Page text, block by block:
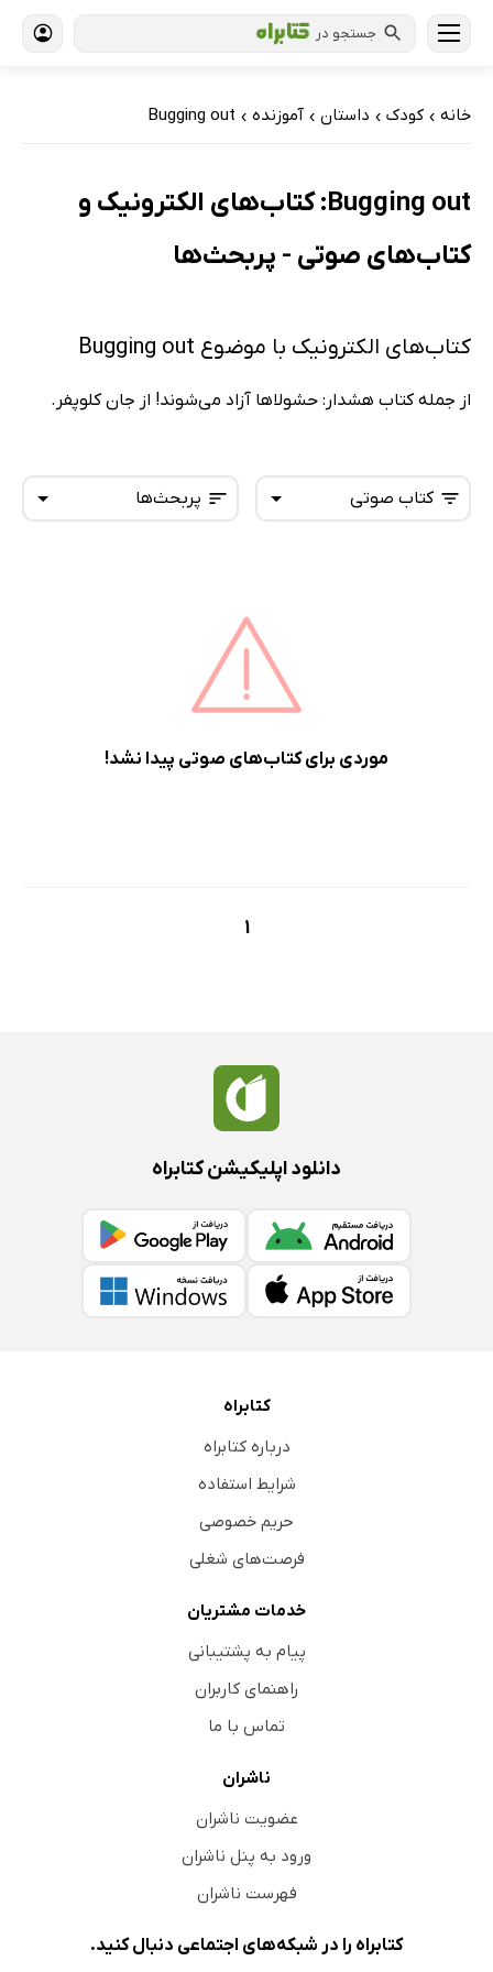
جستجو در
خانه › کودک › داستان › آموزنده ›
Bugging out
Bugging out: کتاب‌های الکترونیک و
کتاب‌های صوتی - پربحث‌ها
کتاب‌های الکترونیک با موضوع Bugging out
از جمله کتاب هشدار: حشولا‌ها آزاد می‌شوند! از جان کلوپفر.
پربحث‌ها
پرفروش‌ها
پربحث‌ها
کتاب صوتی
موردی برای کتاب‌های صوتی پیدا نشد!
1
دانلود اپلیکیشن کتابراه
کتابراه
درباره کتابراه
شرایط استفاده
حریم خصوصی
فرصت‌های شغلی
خدمات مشتریان
پیام به پشتیبانی
راهنمای کاربران
تماس با ما
ناشران
عضویت ناشران
ورود به پنل ناشران
فهرست ناشران
کتابراه را در شبکه‌های اجتماعی دنبال کنید.